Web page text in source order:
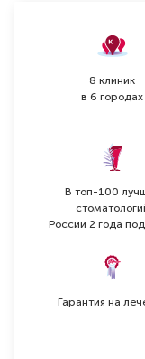
8 клиник
в 6 городах
В топ-100
России 2 года
Гарантия на